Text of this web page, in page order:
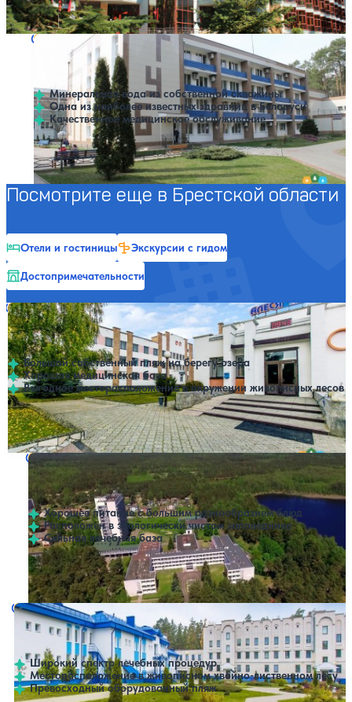
Профилей лечения:7 Крытый бассейн SPA
Санаторий Буг
230 отзывов
Брестская область
Минеральная вода из собственной скважины
Одна из наиболее известных здравниц в Беларуси
Качественное медицинское обслуживание
Профилей лечения:4 Крытый бассейн SPA
Нет цен или свободных мест на выбранные даты
Выбрать другой вариант
Посмотрите еще в Брестской области
Отели и гостиницы
Экскурсии с гидом
Достопримечательности
Санаторий Алеся
4.4143 отзыва
Брестская область
Большой собственный пляж на берегу озера
Хорошая медицинская база
Выгодное месторасположение в окружении живописных лесов
Профилей лечения:6 Крытый бассейн SPA
Нет цен или свободных мест на выбранные даты
Выбрать другой вариант
Санаторий Брестагроздравница (ex. Берестье)
4.2 199 отзывов
Брестская область
Хорошее питание с большим разнообразием блюд
Расположен в экологически чистом заповеднике
Сильная лечебная база
Профилей лечения:6 Крытый бассейн SPA
Нет цен или свободных мест на выбранные даты
Выбрать другой вариант
Санаторий Чаборок
142 отзыва
Брестская область
Широкий спектр лечебных процедур
Месторасположение в живописном хвойно-лиственном лесу
Превосходный оборудованный пляж
Нет цен или свободных мест на выбранные даты
Выбрать другой вариант